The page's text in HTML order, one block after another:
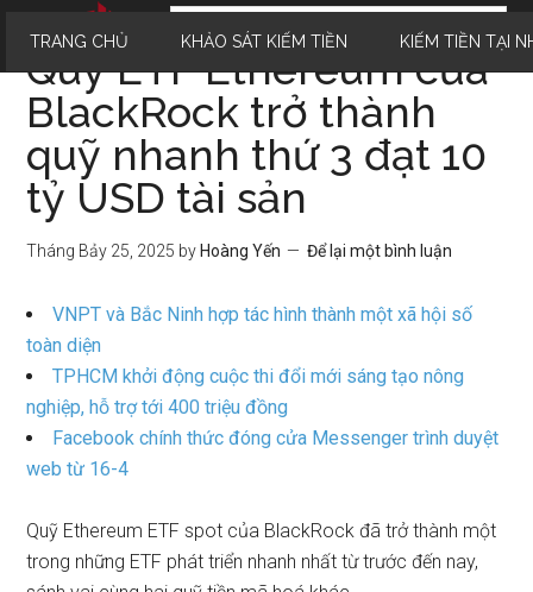
TRANG CHỦ KHẢO SÁT KIẾM TIỀN KIẾM TIỀN TẠI
Quỹ ETF Ethereum của
BlackRock trở thành
quỹ nhanh thứ 3 đạt 10
tỷ USD tài sản
Tháng Bảy 25, 2025 by Hoàng Yến Để lại một bình luận
VNPT và Bắc Ninh hợp tác hình thành một xã hội số
toàn diện
TPHCM khởi động cuộc thi đổi mới sáng tạo nông
nghiệp, hỗ trợ tới 400 triệu đồng
Facebook chính thức đóng cửa Messenger trình duyệt
web từ 16-4
Quỹ Ethereum ETF spot của BlackRock đã trở thành một
trong những ETF phát triển nhanh nhất từ trước đến nay,